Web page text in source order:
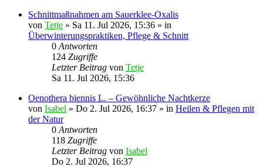
Schnittmaßnahmen am Sauerklee-Oxalis
von Tetje » Sa 11. Jul 2026, 15:36 » in
Überwinterungspraktiken, Pflege & Schnitt
0 Antworten
124 Zugriffe
Letzter Beitrag von Tetje
Sa 11. Jul 2026, 15:36
Oenothera biennis L. – Gewöhnliche Nachtkerze
von Isabel » Do 2. Jul 2026, 16:37 » in Heilen & Pflegen mit
der Natur
0 Antworten
118 Zugriffe
Letzter Beitrag von Isabel
Do 2. Jul 2026, 16:37